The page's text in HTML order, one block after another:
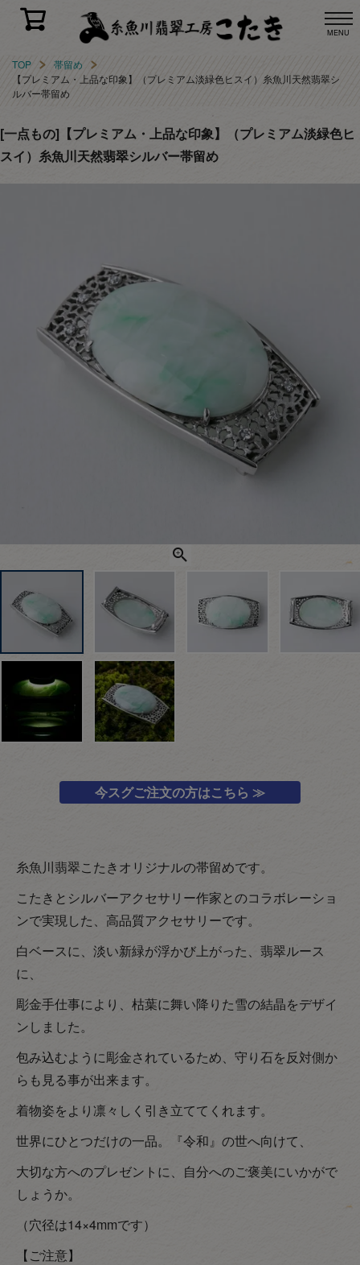
MENU
TOP
帯留め
【プレミアム・上品な印象】（プレミアム淡緑色ヒスイ）糸魚川天然翡翠シ
ルバー帯留め
[一点もの]【プレミアム・上品な印象】（プレミアム淡緑色ヒ
スイ）糸魚川天然翡翠シルバー帯留め
今スグご注文の方はこちら ≫
糸魚川翡翠こたきオリジナルの帯留めです。
こたきとシルバーアクセサリー作家とのコラボレーショ
ンで実現した、高品質アクセサリーです。
白ベースに、淡い新緑が浮かび上がった、翡翠ルース
に、
彫金手仕事により、枯葉に舞い降りた雪の結晶をデザイ
ンしました。
包み込むように彫金されているため、守り石を反対側か
らも見る事が出来ます。
着物姿をより凛々しく引き立ててくれます。
世界にひとつだけの一品。『令和』の世へ向けて、
大切な方へのプレゼントに、自分へのご褒美にいかがで
しょうか。
（穴径は14×4mmです）
【ご注意】